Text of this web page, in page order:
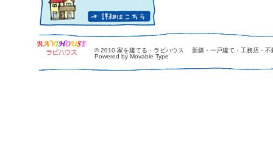
© 2010 家を建てる・ラビハウス 新築・一戸建て・工務店・不
Powered by Movable Type